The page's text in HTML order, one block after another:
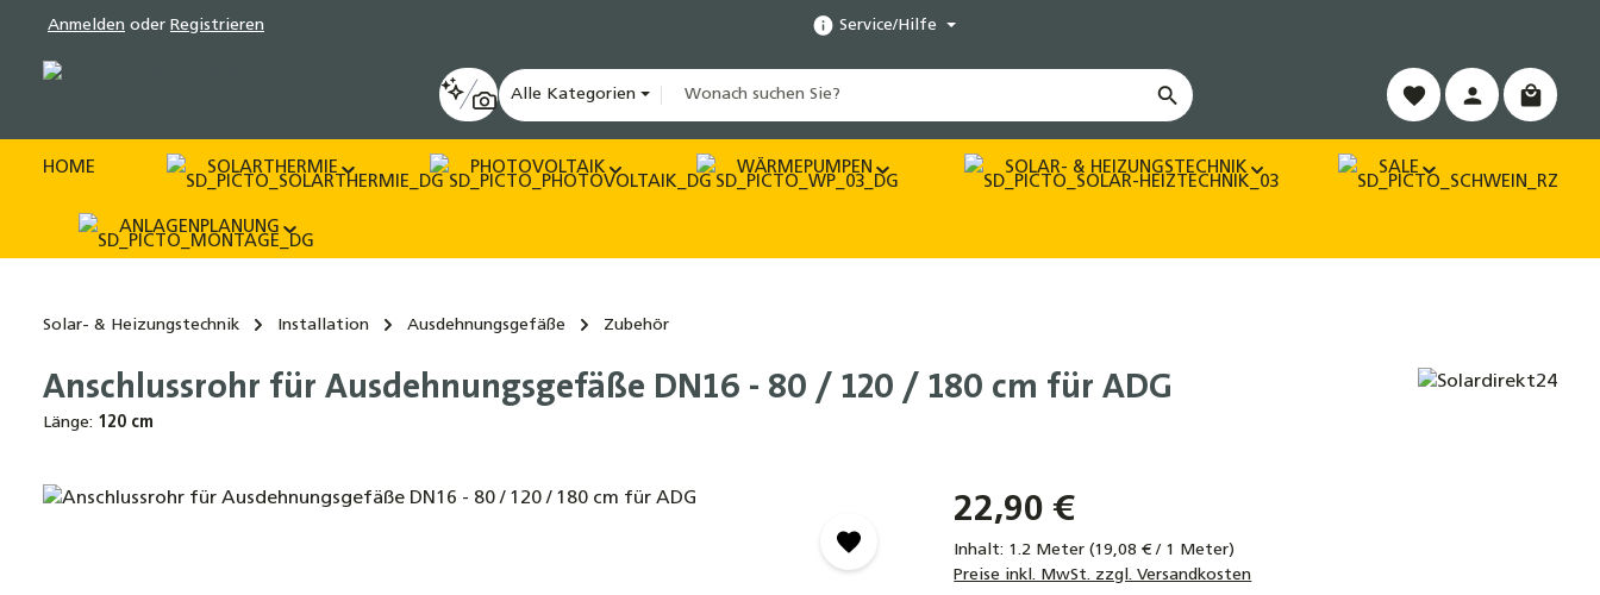
Zur Hauptnavigation springen
Anmelden oder Registrieren Service/Hilfe
Alle Kategorien
HOME SOLARTHERMIE PHOTOVOLTAIK WÄRMEPUMPEN SOLAR- & HEIZUNGSTECHNIK SALE
ANLAGENPLANUNG
Solar- & Heizungstechnik Installation Ausdehnungsgefäße Zubehör
Anschlussrohr für Ausdehnungsgefäße DN16 - 80 / 120 / 180 cm für ADG
Länge: 120 cm
Bildergalerie überspringen 22,90 €
Inhalt: 1.2 Meter(19,08 € / 1 Meter)
Preise inkl. MwSt. zzgl. Versandkosten